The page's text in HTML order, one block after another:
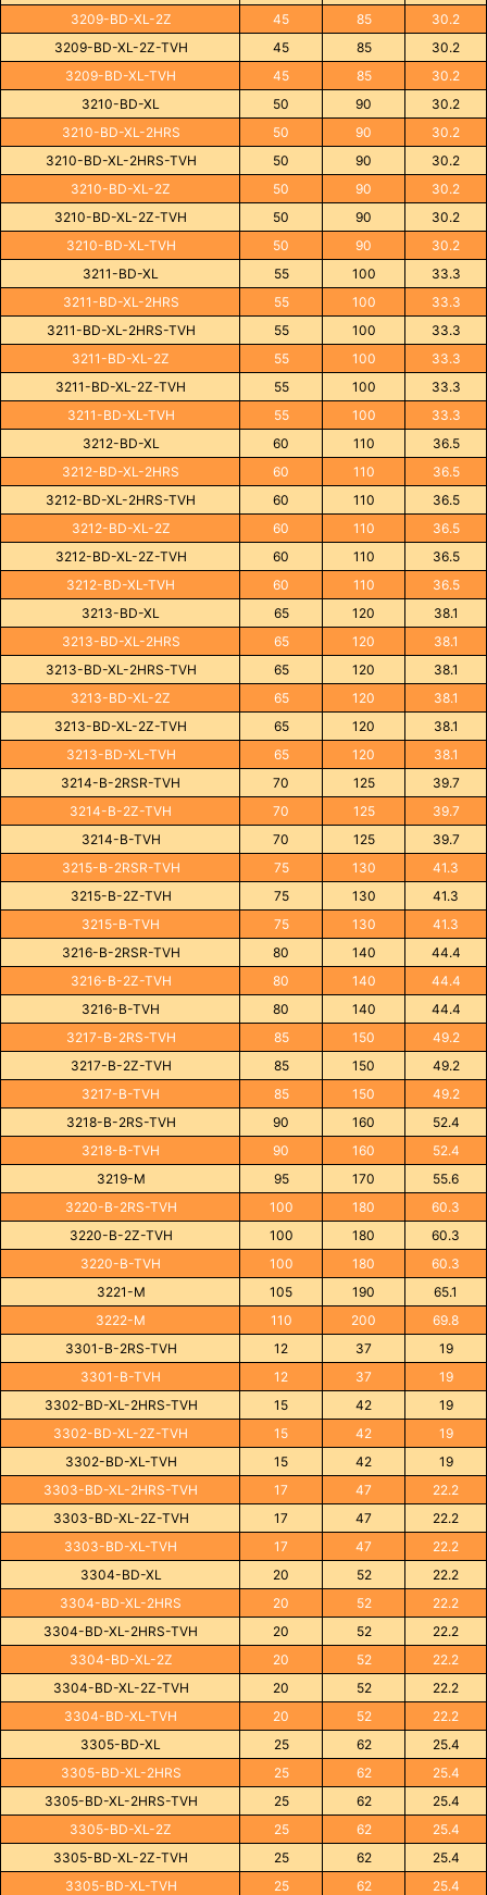
3209-BD-XL-2Z 45 85
30.2
3209-BD-XL-2Z-TVH
45 85
30.2
3209-BD-XL-TVH
45 85
30.2
3210-BD-XL
50 90
30.2
3210-BD-XL-2HRS
50 90
30.2
3210-BD-XL-2HRS-TVH
50 90
30.2
3210-BD-XL-2Z
50 90
30.2
3210-BD-XL-2Z-TVH
50 90
30.2
3210-BD-XL-TVH
50 90
30.2
3211-BD-XL
55 100
33.3
3211-BD-XL-2HRS
55 100
33.3
3211-BD-XL-2HRS-TVH
55 100
33.3
3211-BD-XL-2Z
55 100
33.3
3211-BD-XL-2Z-TVH
55 100
33.3
3211-BD-XL-TVH
55 100
33.3
3212-BD-XL
60 110
36.5
3212-BD-XL-2HRS
60 110
36.5
3212-BD-XL-2HRS-TVH
60 110
36.5
3212-BD-XL-2Z
60 110
36.5
3212-BD-XL-2Z-TVH
60 110
36.5
3212-BD-XL-TVH
60 110
36.5
3213-BD-XL
65 120
38.1
3213-BD-XL-2HRS
65 120
38.1
3213-BD-XL-2HRS-TVH
65 120
38.1
3213-BD-XL-2Z
65 120
38.1
3213-BD-XL-2Z-TVH
65 120
38.1
3213-BD-XL-TVH
65 120
38.1
3214-B-2RSR-TVH
70 125
39.7
3214-B-2Z-TVH
70 125
39.7
3214-B-TVH
70 125
39.7
3215-B-2RSR-TVH
75 130
41.3
3215-B-2Z-TVH
75 130
41.3
3215-B-TVH
75 130
41.3
3216-B-2RSR-TVH
80 140
44.4
3216-B-2Z-TVH
80 140
44.4
3216-B-TVH
80 140
44.4
3217-B-2RS-TVH
85 150
49.2
3217-B-2Z-TVH
85 150
49.2
3217-B-TVH
85 150
49.2
3218-B-2RS-TVH
90 160
52.4
3218-B-TVH
90 160
52.4
3219-M
95 170
55.6
3220-B-2RS-TVH
100 180
60.3
3220-B-2Z-TVH
100 180
60.3
3220-B-TVH
100 180
60.3
3221-M
105 190
65.1
3222-M
110 200
69.8
3301-B-2RS-TVH
12 37
19
3301-B-TVH
12 37
19
3302-BD-XL-2HRS-TVH
15 42
19
3302-BD-XL-2Z-TVH
15 42
19
3302-BD-XL-TVH
15 42
19
3303-BD-XL-2HRS-TVH
17 47
22.2
3303-BD-XL-2Z-TVH
17 47
22.2
3303-BD-XL-TVH
17 47
22.2
3304-BD-XL
20 52
22.2
3304-BD-XL-2HRS
20 52
22.2
3304-BD-XL-2HRS-TVH
20 52
22.2
3304-BD-XL-2Z
20 52
22.2
3304-BD-XL-2Z-TVH
20 52
22.2
3304-BD-XL-TVH
20 52
22.2
3305-BD-XL
25 62
25.4
3305-BD-XL-2HRS
25 62
25.4
3305-BD-XL-2HRS-TVH
25 62
25.4
3305-BD-XL-2Z
25 62
25.4
3305-BD-XL-2Z-TVH
25 62
25.4
3305-BD-XL-TVH
25 62
25.4